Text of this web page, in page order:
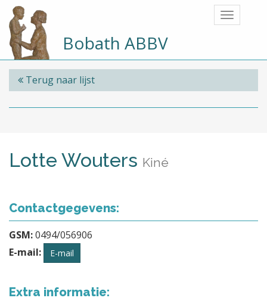
Bobath ABBV
Terug naar lijst
Lotte Wouters Kiné
Contactgegevens:
GSM:0494/056906
E-mail:
E-mail
Extra informatie: